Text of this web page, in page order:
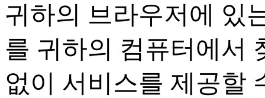
귀하의 브라우저에 있
를 귀하의 컴퓨터에서
없이 서비스를 제공할